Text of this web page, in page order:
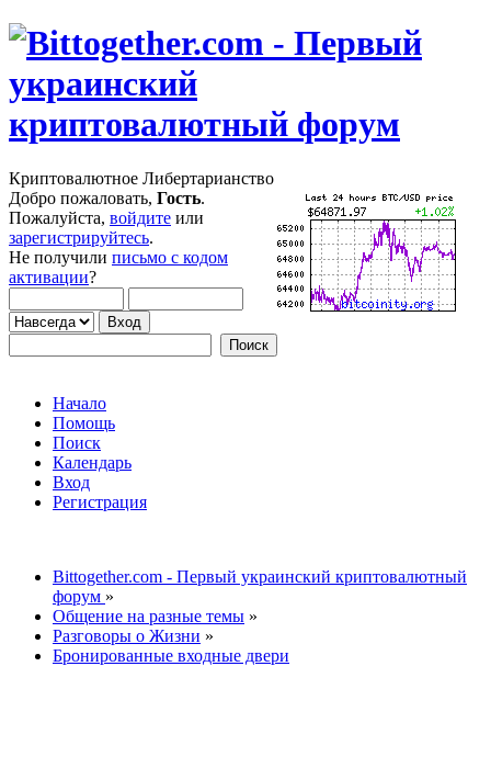
Криптовалютное Либертарианство
Добро пожаловать, Гость.
Пожалуйста, войдите или
зарегистрируйтесь.
Не получили письмо с кодом
активации?
Начало
Помощь
Поиск
Календарь
Вход
Регистрация
Bittogether.com - Первый украинский криптовалютный
форум »
Общение на разные темы »
Разговоры о Жизни »
Бронированные входные двери